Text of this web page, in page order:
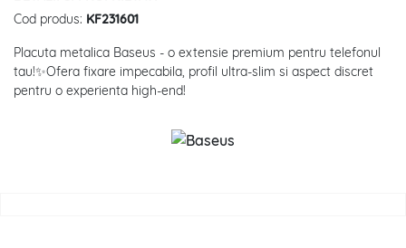
Cod produs: KF231601
Placuta metalica Baseus - o extensie premium pentru telefonul
tau!✨Ofera fixare impecabila, profil ultra-slim si aspect discret
pentru o experienta high-end!